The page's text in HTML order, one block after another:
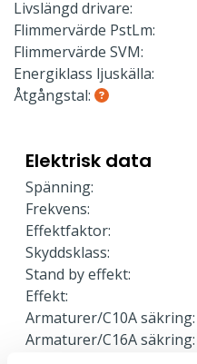
Livslängd drivare:
Flimmervärde PstLm:
Flimmervärde SVM:
Energiklass ljuskälla:
Åtgångstal:
Elektrisk data
Spänning:
Frekvens:
Effektfaktor:
Skyddsklass:
Stand by effekt:
Effekt:
Armaturer/C10A säkring:
Armaturer/C16A säkring: